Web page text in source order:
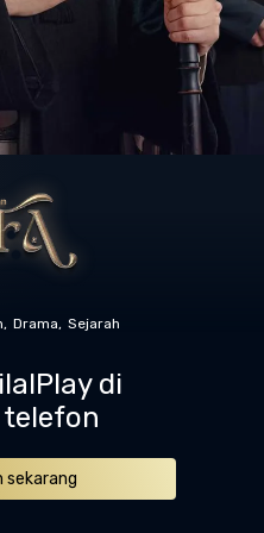
Drama Sejarah
di
sekarang